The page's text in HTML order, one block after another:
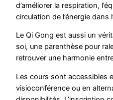
d’améliorer la respiration,
circulation de l’énergie dans
Le Qi Gong est aussi un
soi, une parenthèse pour
retrouver une harmonie
Les cours sont accessibles
visioconférence ou en